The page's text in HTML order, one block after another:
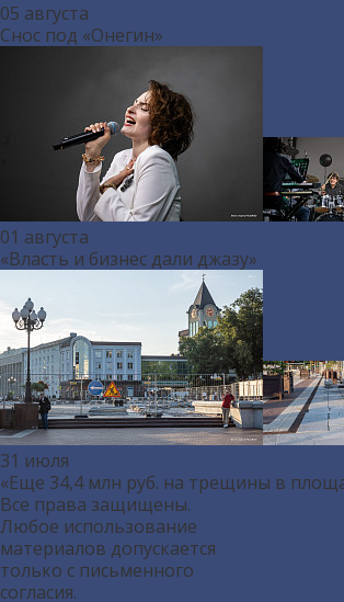
05 августа
Снос под «Онегин»
01 августа
«Власть и бизнес дали джазу»
31 июля
«Еще 34,4 млн руб. на трещины в
Все права защищены.
Любое использование
материалов допускается
только с письменного
согласия.